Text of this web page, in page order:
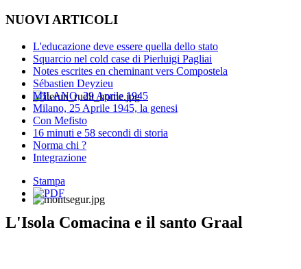
NUOVI ARTICOLI
L'educazione deve essere quella dello stato
Squarcio nel cold case di Pierluigi Pagliai
Notes escrites en cheminant vers Compostela
Sébastien Deyzieu
MILANO, 29 Aprile 1945
Milano, 25 Aprile 1945, la genesi
Con Mefisto
16 minuti e 58 secondi di storia
Norma chi ?
Integrazione
Stampa
L'Isola Comacina e il santo Graal